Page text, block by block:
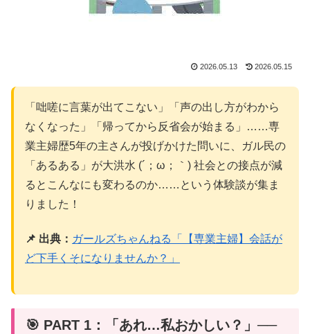
2026.05.13 2026.05.15
「咄嗟に言葉が出てこない」「声の出し方がわから
なくなった」「帰ってから反省会が始まる」……専
業主婦歴5年の主さんが投げかけた問いに、ガル民の
「あるある」が大洪水 (´；ω；｀) 社会との接点が減
るとこんなにも変わるのか……という体験談が集ま
りました！
📌 出典： ガールズちゃんねる「【専業主婦】会話が
ど下手くそになりませんか？」
🎯 PART 1：「あれ…私おかしい？」──